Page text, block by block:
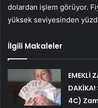
dolardan işlem görüyor.
yüksek seviyesinden
İlgili Makaleler
EMEKLİ
4C)